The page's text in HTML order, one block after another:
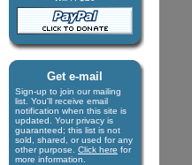
Get e-mail
Sign-up to join our mail­ing
list. You'll receive e­mail
notification when this site is
updated. Your privacy is
guaran­teed; this list is not
sold, shared, or used for any
other purpose. Click here for
more infor­mation.